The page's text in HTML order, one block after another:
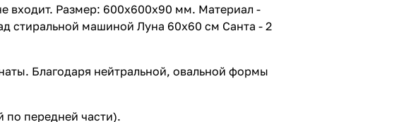
входит. Размер: 600х600х90 мм. Материал -
стиральной машиной Луна 60х60 см Санта - 2
Благодаря нейтральной, овальной формы
по передней части).